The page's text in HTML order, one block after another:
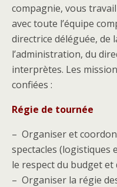
compagnie, vous
avec toute l’équipe
directrice déléguée, de
l’administration, du
interprètes. Les
confiées :
Régie de tournée
– Organiser et
spectacles (logistiques
le respect du budget et
– Organiser la régie